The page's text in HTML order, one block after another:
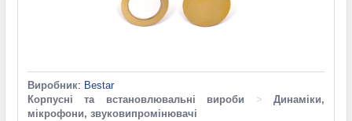
Виробник: Bestar
Корпусні та встановлювальні вироби
>
Динаміки,
мікрофони, звуковипромінювачі